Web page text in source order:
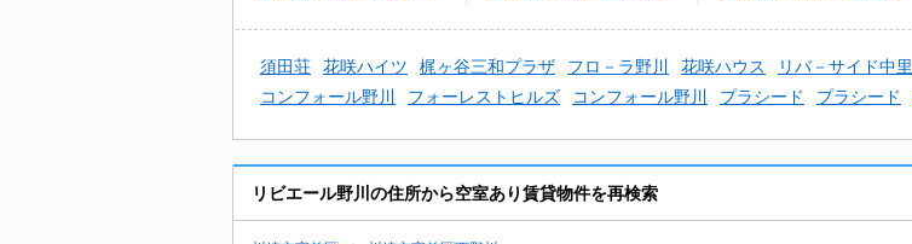
須田荘 花咲ハイツ 梶ヶ谷三和プラザ フロ－ラ野川 花咲ハウス リバ－サイド中里
コンフォール野川
フォーレストヒルズ コンフォール野川 プラシード プラシード
リビエール野川の住所から空室あり賃貸物件を再検索